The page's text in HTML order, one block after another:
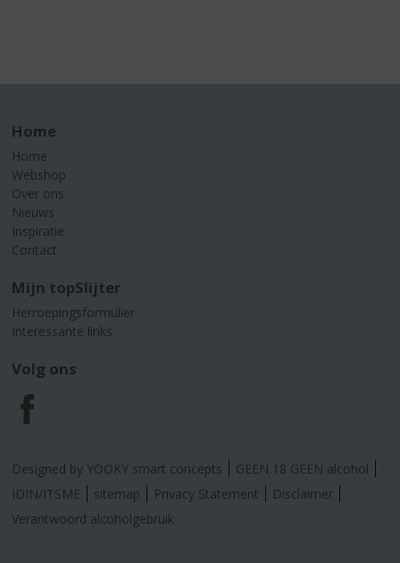
Home
Home
Webshop
Over ons
Nieuws
Inspiratie
Contact
Mijn topSlijter
Herroepingsformulier
Interessante links
Volg ons
F
a
c
Designed by YOOKY smart concepts
GEEN 18 GEEN alcohol
IDIN/ITSME
sitemap Privacy Statement
Disclaimer
Verantwoord alcoholgebruik